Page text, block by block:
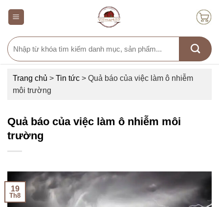
Search
for:
Trang chủ > Tin tức > Quả báo của việc làm ô nhiễm
môi trường
Quả báo của việc làm ô nhiễm môi
trường
19
Th8